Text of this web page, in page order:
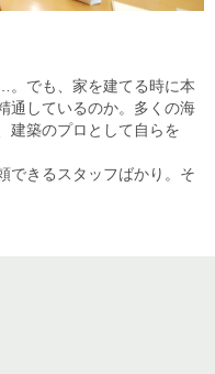
。でも、家を建てる時に本
通しているのか。多くの海
建築のプロとして自らを
できるスタッフばかり。そ